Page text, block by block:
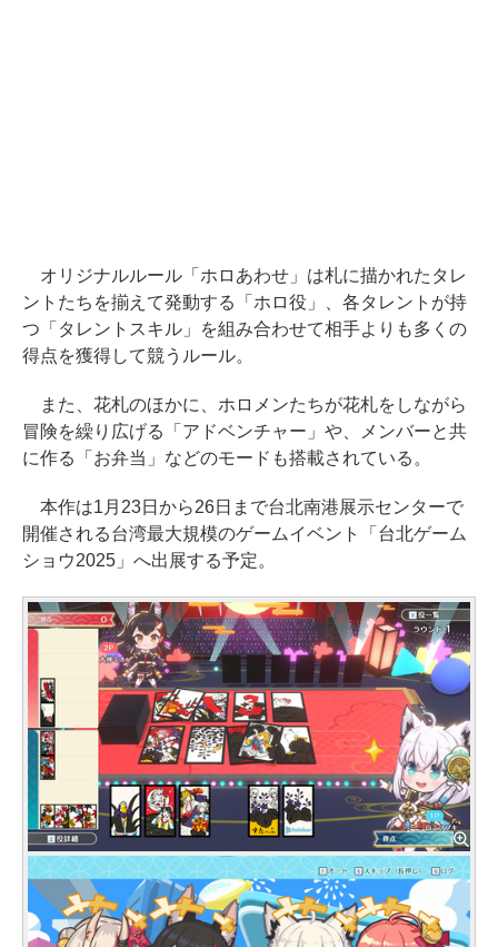
オリジナルルール「ホロあわせ」は札に描かれたタレ
ントたちを揃えて発動する「ホロ役」、各タレントが持
つ「タレントスキル」を組み合わせて相手よりも多くの
得点を獲得して競うルール。
また、花札のほかに、ホロメンたちが花札をしながら
冒険を繰り広げる「アドベンチャー」や、メンバーと共
に作る「お弁当」などのモードも搭載されている。
本作は1月23日から26日まで台北南港展示センターで
開催される台湾最大規模のゲームイベント「台北ゲーム
ショウ2025」へ出展する予定。